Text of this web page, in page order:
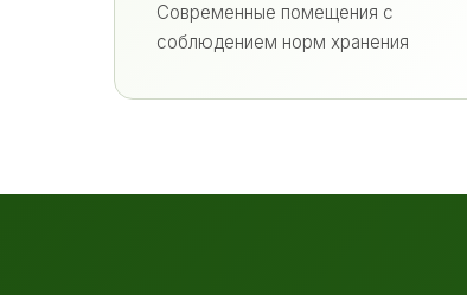
Современные помещения с
соблюдением норм хранения